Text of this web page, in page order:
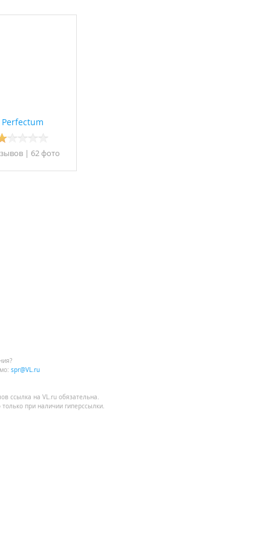
Perfectum
| 62 фото
spr@VL.ru
ссылка на VL.ru обязательна.
при наличии гиперссылки.